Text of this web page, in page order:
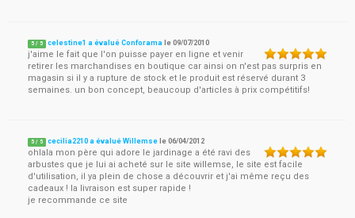
5 / 5 celestine1 a évalué Conforama le09/07/2010
j'aime le fait que l'on puisse payer en ligne et venir
retirer les marchandises en boutique car ainsi on n'est pas surpris en
magasin si il y a rupture de stock et le produit est réservé durant 3
semaines. un bon concept, beaucoup d'articles à prix compétitifs!
5 / 5 cecilia2210 a évalué Willemse le06/04/2012
ohlala mon père qui adore le jardinage a été ravi des
arbustes que je lui ai acheté sur le site willemse, le site est facile
d'utilisation, il ya plein de chose a découvrir et j'ai même reçu des
cadeaux ! la livraison est super rapide !
je recommande ce site